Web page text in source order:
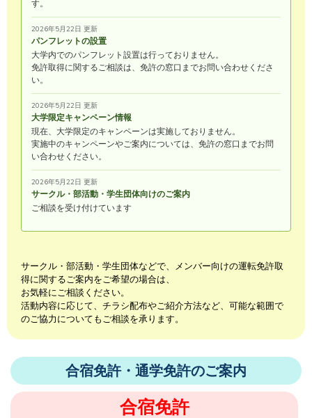
す。
2026年5月22日 更新
パンフレットの設置
大学内でのパンフレット設置は行っておりません。
免許取得に関するご相談は、免許の窓口までお問い合わせくださ
い。
2026年5月22日 更新
大学限定キャンペーン情報
現在、大学限定のキャンペーンは実施しておりません。
実施中のキャンペーンやご案内については、免許の窓口までお問
い合わせください。
2026年5月22日 更新
サークル・部活動・学生団体向けのご案内
ご相談を受け付けています
サークル・部活動・学生団体などで、メンバー向けの運転免許取
得に関するご案内をご希望の場合は、
お気軽にご相談ください。
活動内容に応じて、チラシ配布やご紹介方法など、可能な範囲で
のご協力についてもご相談を承ります。
合宿免許・通学免許のご案内
合宿免許